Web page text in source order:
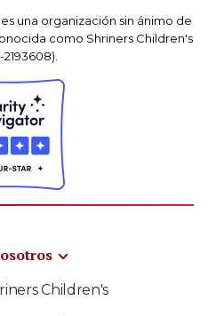
una organización sin ánimo de
como Shriners Children's
2193608).
Children's